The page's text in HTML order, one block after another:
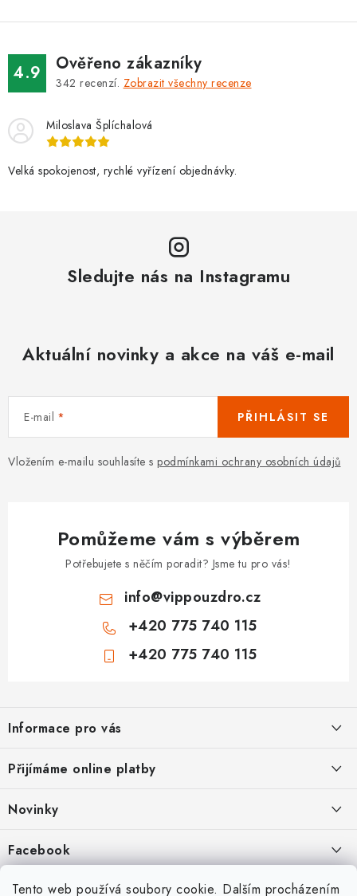
Tento web používá soubory cookie. Dalším procházením
ý
s4.9 Ověřeno zákazníky
342 recenzí. Zobrazit všechny recenze
Miloslava Šplíchalová
Velká spokojenost, rychlé vyřízení objednávky.
Sledujte nás na Instagramu
Aktuální novinky a akce na váš e-mail
E-mail
Vložením e-mailu souhlasíte s podmínkami ochrany osobních údajů
PŘIHLÁSIT SE
Pomůžeme vám s výběrem
Potřebujete s něčím poradit? Jsme tu pro vás!
info@vippouzdro.cz
+420 775 740 115
+420 775 740 115
p
a
Informace pro vás
Jak nakupovat
Ochrana osobních údajů
Hodnocení obchodu
Doprava a platba
Přijímáme online platby
Novinky
Kryty, pouzdra, obaly na mobil Apple iPhone.
11.9.2022
Facebook
Heureka Recenze obchodu